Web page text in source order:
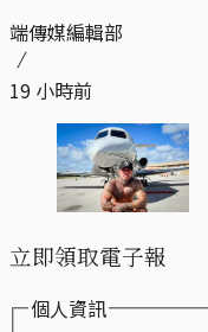
端傳媒編輯部
19 小時前
立即領取電子報
個人資訊